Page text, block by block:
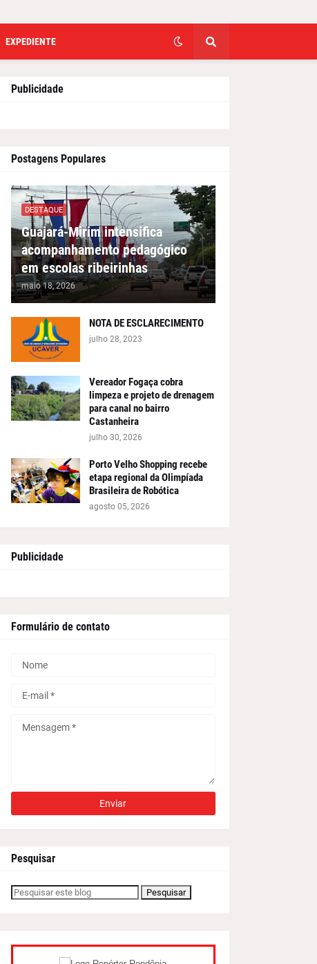
EXPEDIENTE
Publicidade
Postagens Populares
DESTAQUE
Guajará-Mirim intensifica
acompanhamento pedagógico
em escolas ribeirinhas
maio 18, 2026
NOTA DE ESCLARECIMENTO
julho 28, 2023
Vereador Fogaça cobra
limpeza e projeto de drenagem
para canal no bairro
Castanheira
julho 30, 2026
Porto Velho Shopping recebe
etapa regional da Olimpíada
Brasileira de Robótica
agosto 05, 2026
Publicidade
Formulário de contato
Pesquisar